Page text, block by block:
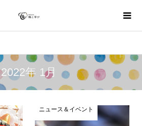
2022年 1月
ニュース＆イベント